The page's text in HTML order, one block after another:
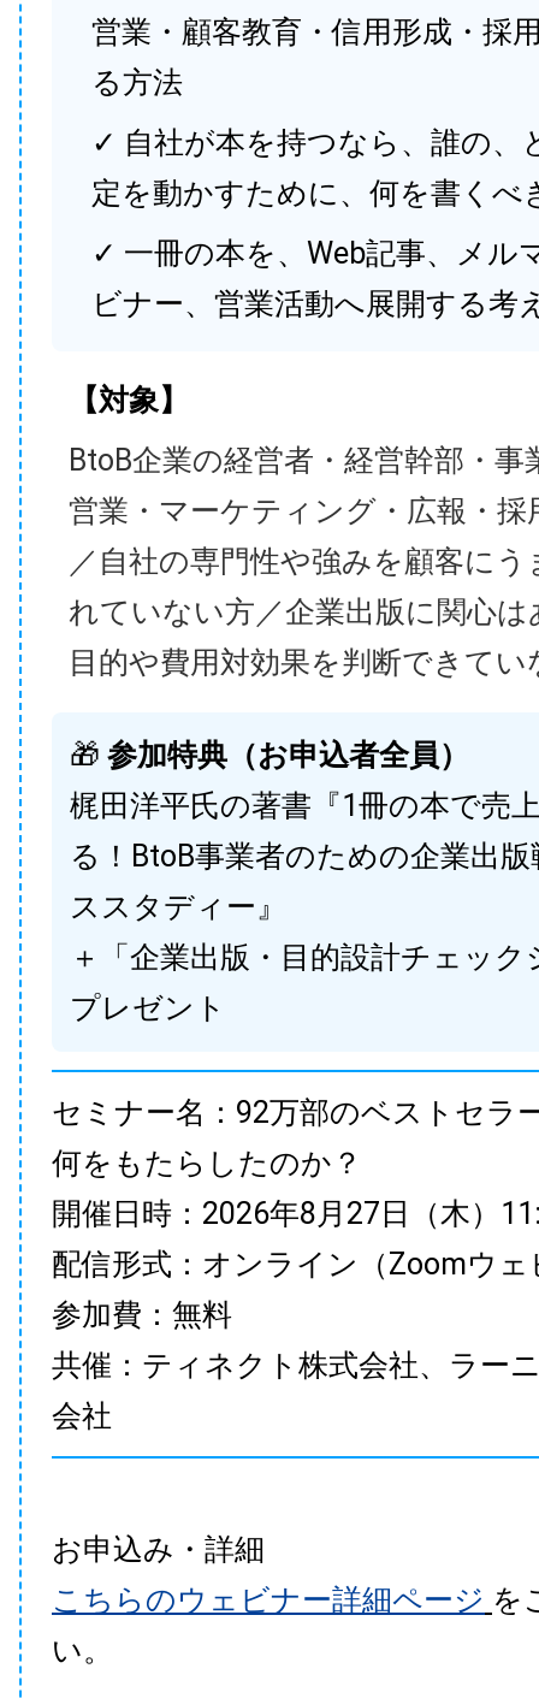
営業・顧客教育・信用形成・採
る方法
✓ 自社が本を持つなら、誰の、
定を動かすために、何を書くべ
✓ 一冊の本を、Web記事、メル
ビナー、営業活動へ展開する考
【対象】
BtoB企業の経営者・経営幹部・事
営業・マーケティング・広報・採
／自社の専門性や強みを顧客に
れていない方／企業出版に関心
目的や費用対効果を判断できてい
🎁 参加特典（お申込者全員）
梶田洋平氏の著書『1冊の本で売
る！BtoB事業者のための企業出
ススタディー』
＋「企業出版・目的設計チェック
プレゼント
セミナー名：92万部のベストセラ
何をもたらしたのか？
開催日時：2026年8月27日（木）
配信形式：オンライン（Zoomウェ
参加費：無料
共催：ティネクト株式会社、ラー
会社
お申込み・詳細
こちらのウェビナー詳細ページ を
い。